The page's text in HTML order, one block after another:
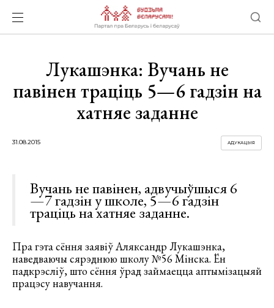
Лукашэнка: Вучань не
павінен траціць 5—6 гадзін на
хатняе заданне
31.08.2015 АДУКАЦЫЯ
Вучань не павінен, адвучыўшыся 6
—7 гадзін у школе, 5—6 гадзін
траціць на хатняе заданне.
Пра гэта сёння заявіў Аляксандр Лукашэнка,
наведваючы сярэднюю школу №56 Мінска. Ён
падкрэсліў, што сёння ўрад займаецца аптымізацыяй
працэсу навучання.